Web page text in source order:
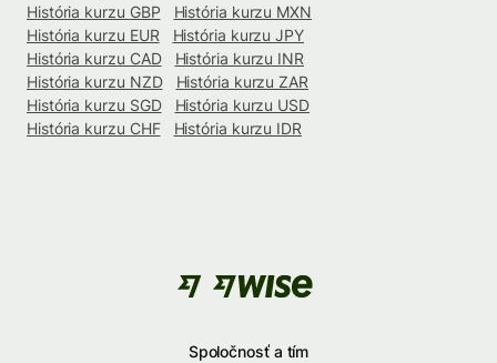
História kurzu GBP
História kurzu MXN
História kurzu EUR
História kurzu JPY
História kurzu CAD
História kurzu INR
História kurzu NZD
História kurzu ZAR
História kurzu SGD
História kurzu USD
História kurzu CHF
História kurzu IDR
Spoločnosť a tím